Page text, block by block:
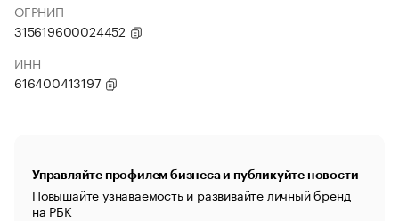
ОГРНИП
315619600024452
ИНН
616400413197
Управляйте профилем бизнеса и публикуйте новости
Повышайте узнаваемость и развивайте личный бренд
на РБК